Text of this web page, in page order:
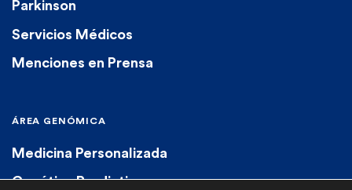
Parkinson
Servicios Médicos
Menciones en Prensa
ÁREA GENÓMICA
Medicina Personalizada
Genética Predictiva